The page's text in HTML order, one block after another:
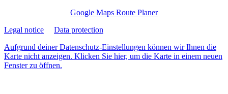
Google Maps Route Planer
Legal notice
Data protection
Aufgrund deiner Datenschutz-Einstellungen können wir Ihnen die
Karte nicht anzeigen. Klicken Sie hier, um die Karte in einem neuen
Fenster zu öffnen.